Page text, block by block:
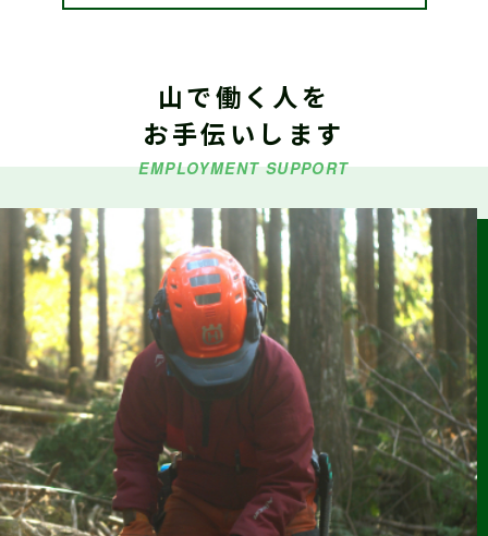
仕事ナビから
のお知らせ
令和８年度「林業就業支援講習」の受講生募集
2026.06.26
仕事ナビから
のお知らせ
9/5（土）『しずおか森林の仕事見学会（島田市）』参加受付
中（外部サイトに移行します）
2026.06.23
森の写真館か
らのお知らせ
【終了】森林写真コンクール/治山・林道等コンクール 受賞作
品展示中（富士川楽座４F フジヤマギャラリー）
2026.06.08 お知らせ
山で働く人を
お手伝いします
EMPLOYMENT SUPPORT